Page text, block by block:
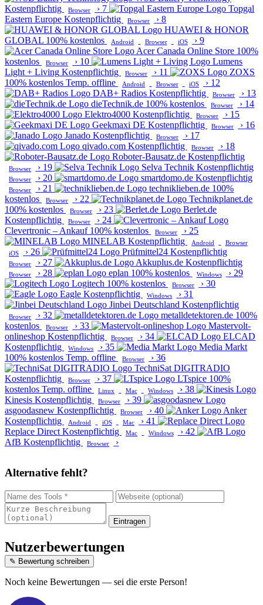
Kostenpflichtig
Browser › 7
Topgal
Eastern Europe Kostenpflichtig Browser › 8
HUAWEI & HONOR
GLOBAL 100% kostenlos Android Browser iOS › 9
Acer Canada Online Store 100%
kostenlos
Browser › 10
Lumens
Light + Living Kostenpflichtig Browser › 11
ZOXS
100% kostenlos Temp. offline Android Browser iOS › 12
DAB+ Radios Kostenpflichtig Browser › 13
dieTechnik.de 100% kostenlos Browser › 14
Elektro4000 Kostenpflichtig Browser › 15
Geekmaxi DE Kostenpflichtig Browser › 16
Janado Kostenpflichtig Browser › 17
qivado.com Kostenpflichtig Browser › 18
Roboter-Bausatz.de Kostenpflichtig
Browser › 19 Selva Technik Kostenpflichtig
Browser › 20 smartdomo.de Kostenpflichtig
Browser › 21 techniklieben.de 100%
kostenlos
Browser › 22
Technikplanet.de
100% kostenlos
Browser › 23
Berlet.de
Kostenpflichtig
Browser › 24
Clevertronic – Ankauf 100% kostenlos Browser › 25
MINELAB Kostenpflichtig Android
Browser
iOS
› 26 Prüfmittel24 Kostenpflichtig
Browser › 27 Akkuplus.de Kostenpflichtig
Browser › 28 eplan 100% kostenlos Windows › 29
Logitech 100% kostenlos Browser › 30
Eagle Kostenpflichtig Windows › 31
Jinbei Deutschland Kostenpflichtig
Browser › 32 metalldetektoren.de 100%
kostenlos
Browser › 33
Mastervolt-
onlineshop Kostenpflichtig Browser › 34
ELCAD
Kostenpflichtig
Windows › 35
Media Markt
100% kostenlos Temp. offline Browser › 36
TechniSat DIGITRADIO
Kostenpflichtig
Browser › 37 LTspice 100%
kostenlos Temp. offline Linux Mac Windows › 38
Kinesis Kostenpflichtig Browser › 39
asgoodasnew Kostenpflichtig Browser › 40
Anker
Kostenpflichtig
Android iOS Mac › 41
Replace Direct Kostenpflichtig Mac Windows › 42
AfB Kostenpflichtig Browser ›
Alternative fehlt?
Eintragen
Nutzerbewertungen
✎ Bewertung schreiben
Noch keine Bewertungen — sei die erste Person!